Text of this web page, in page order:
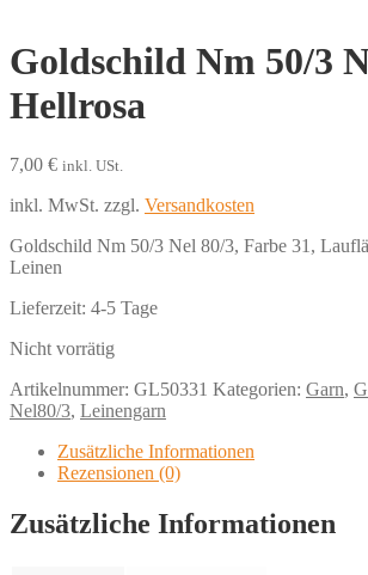
Goldschild Nm 50/3
Hellrosa
7,00 € inkl. USt.
inkl. MwSt. zzgl. Versandkosten
Goldschild Nm 50/3 Nel 80/3, Farbe 31,
Leinen
Lieferzeit: 4-5 Tage
Nicht vorrätig
Artikelnummer: GL50331 Kategorien: Garn,
Nel80/3, Leinengarn
Zusätzliche Informationen
Rezensionen (0)
Zusätzliche Informationen